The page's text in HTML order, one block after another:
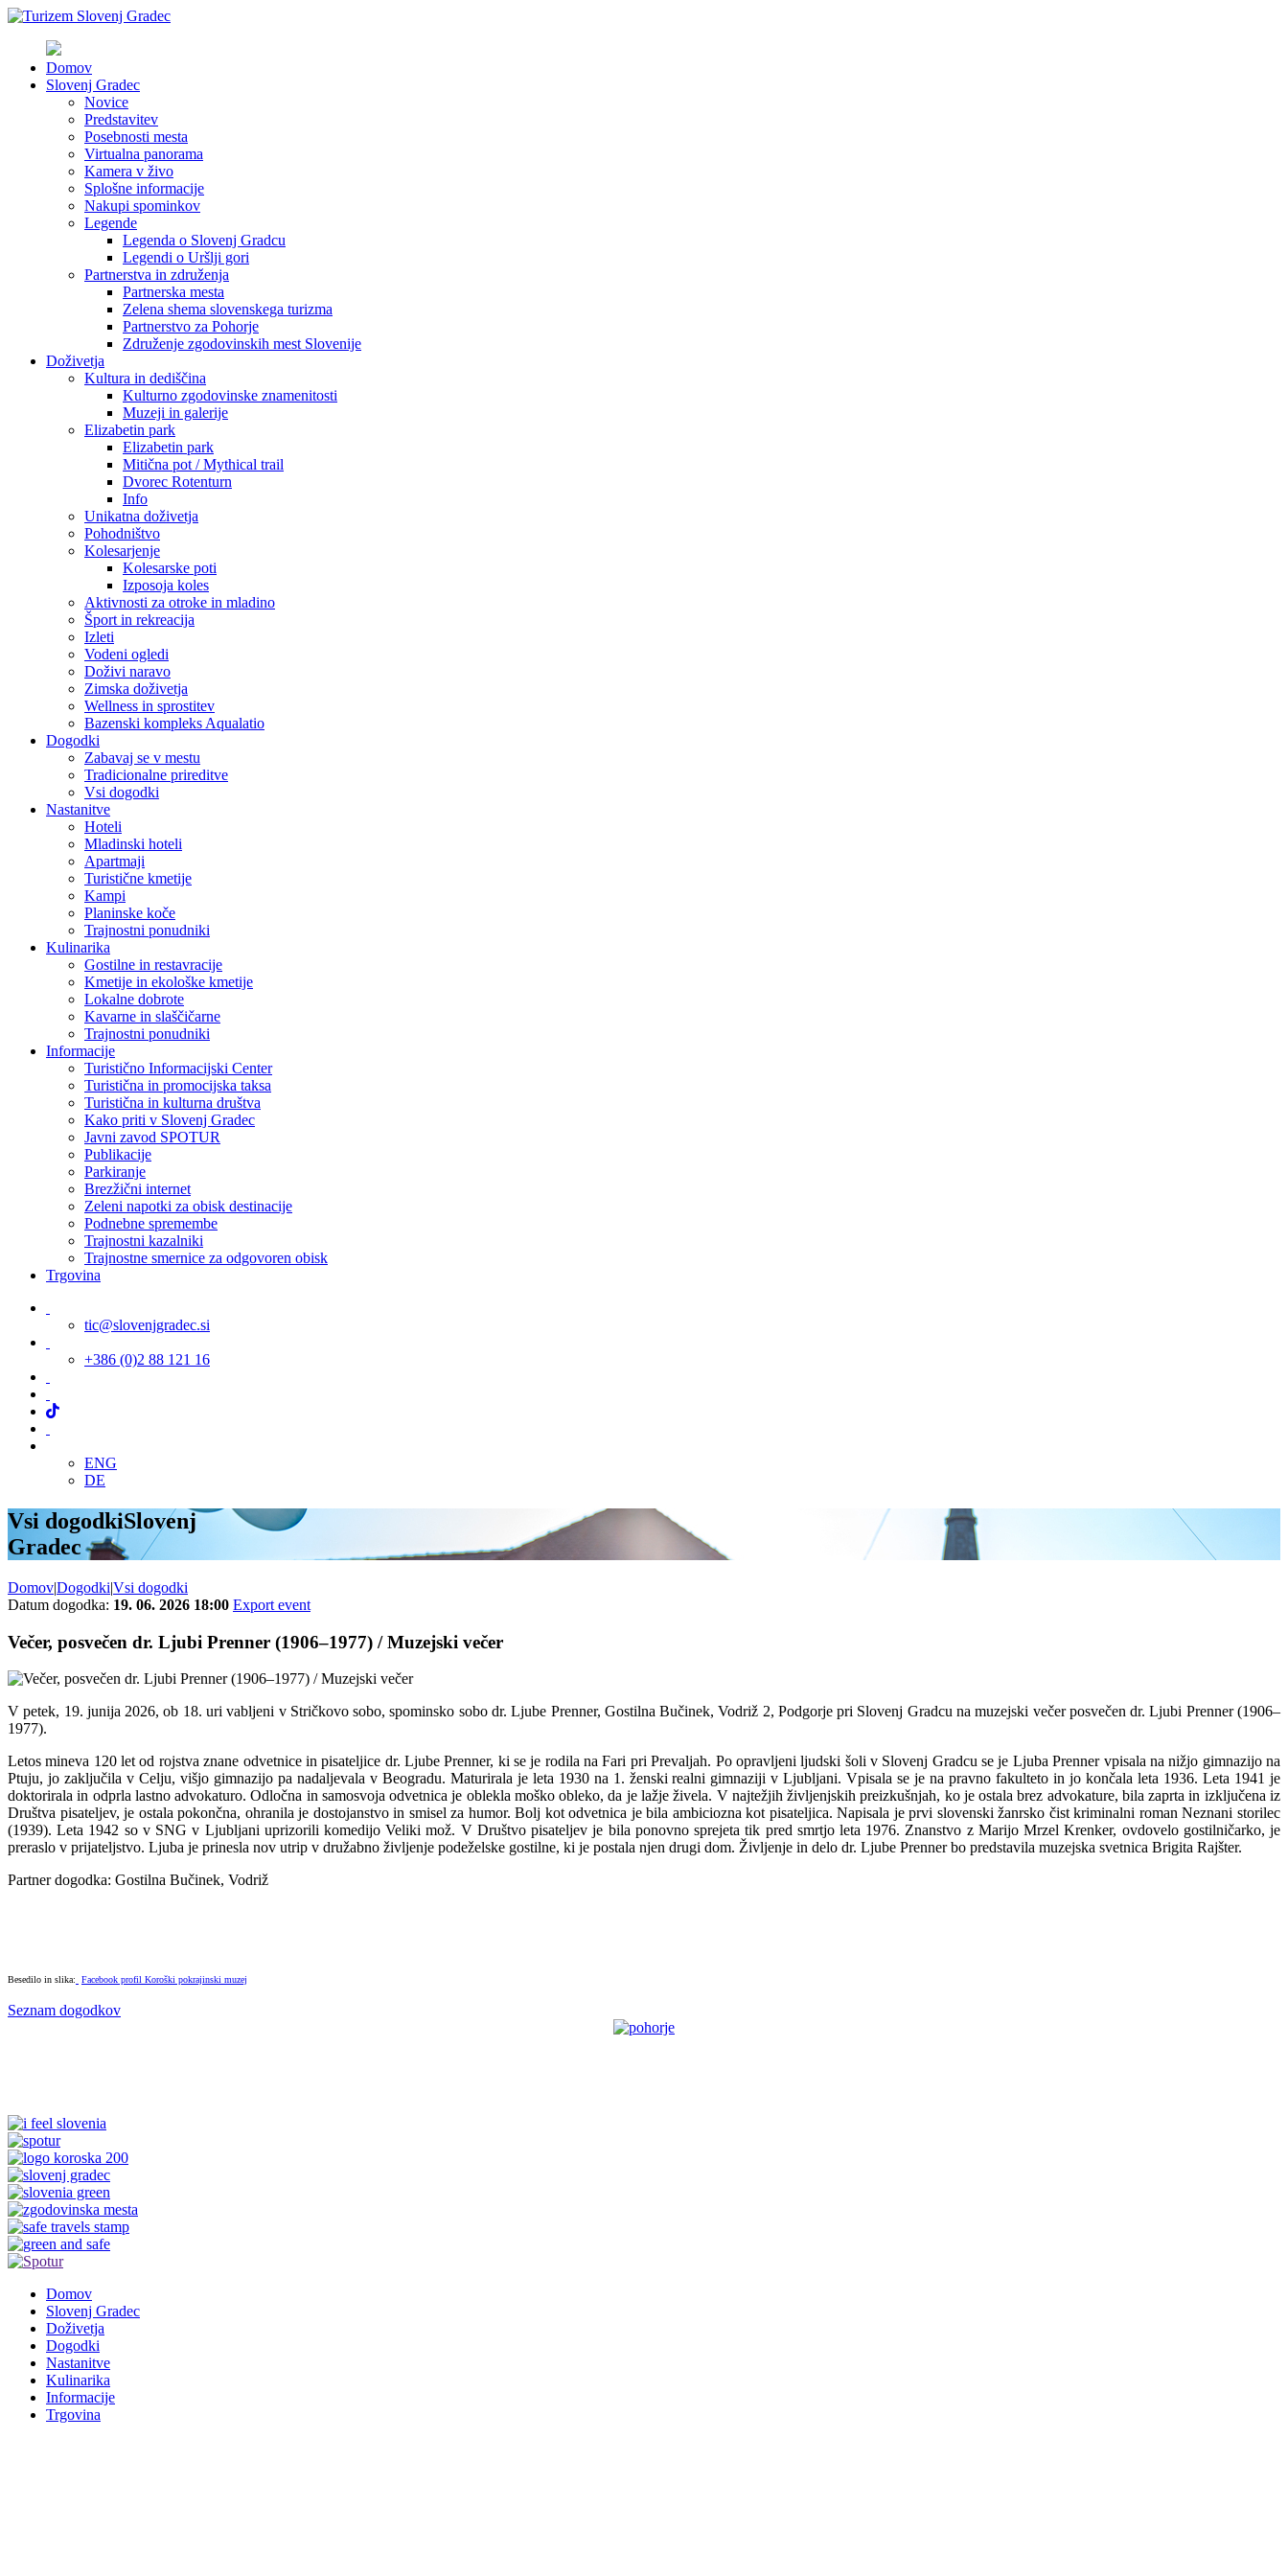
Domov
Slovenj Gradec
Novice
Predstavitev
Posebnosti mesta
Virtualna panorama
Kamera v živo
Splošne informacije
Nakupi spominkov
Legende
Legenda o Slovenj Gradcu
Legendi o Uršlji gori
Partnerstva in združenja
Partnerska mesta
Zelena shema slovenskega turizma
Partnerstvo za Pohorje
Združenje zgodovinskih mest Slovenije
Doživetja
Kultura in dediščina
Kulturno zgodovinske znamenitosti
Muzeji in galerije
Elizabetin park
Elizabetin park
Mitična pot / Mythical trail
Dvorec Rotenturn
Info
Unikatna doživetja
Pohodništvo
Kolesarjenje
Kolesarske poti
Izposoja koles
Aktivnosti za otroke in mladino
Šport in rekreacija
Izleti
Vodeni ogledi
Doživi naravo
Zimska doživetja
Wellness in sprostitev
Bazenski kompleks Aqualatio
Dogodki
Zabavaj se v mestu
Tradicionalne prireditve
Vsi dogodki
Nastanitve
Hoteli
Mladinski hoteli
Apartmaji
Turistične kmetije
Kampi
Planinske koče
Trajnostni ponudniki
Kulinarika
Gostilne in restavracije
Kmetije in ekološke kmetije
Lokalne dobrote
Kavarne in slaščičarne
Trajnostni ponudniki
Informacije
Turistično Informacijski Center
Turistična in promocijska taksa
Turistična in kulturna društva
Kako priti v Slovenj Gradec
Javni zavod SPOTUR
Publikacije
Parkiranje
Brezžični internet
Zeleni napotki za obisk destinacije
Podnebne spremembe
Trajnostni kazalniki
Trajnostne smernice za odgovoren obisk
Trgovina
tic@slovenjgradec.si
+386 (0)2 88 121 16
ENG
DE
Vsi dogodkiSlovenj
Gradec
Domov|Dogodki|Vsi dogodki
Datum dogodka: 19. 06. 2026 18:00 Export event
Večer, posvečen dr. Ljubi Prenner (1906–1977) / Muzejski večer
V petek, 19. junija 2026, ob 18. uri vabljeni v Stričkovo sobo, spominsko sobo dr. Ljube Prenner, Gostilna Bučinek, Vodriž 2, Podgorje pri Slovenj Gradcu na muzejski večer posvečen dr. Ljubi Prenner (1906–
1977).
Letos mineva 120 let od rojstva znane odvetnice in pisateljice dr. Ljube Prenner, ki se je rodila na Fari pri Prevaljah. Po opravljeni ljudski šoli v Slovenj Gradcu se je Ljuba Prenner vpisala na nižjo gimnazijo na
Ptuju, jo zaključila v Celju, višjo gimnazijo pa nadaljevala v Beogradu. Maturirala je leta 1930 na 1. ženski realni gimnaziji v Ljubljani. Vpisala se je na pravno fakulteto in jo končala leta 1936. Leta 1941 je
doktorirala in odprla lastno advokaturo. Odločna in samosvoja odvetnica je oblekla moško obleko, da je lažje živela. V najtežjih življenjskih preizkušnjah, ko je ostala brez advokature, bila zaprta in izključena iz
Društva pisateljev, je ostala pokončna, ohranila je dostojanstvo in smisel za humor. Bolj kot odvetnica je bila ambiciozna kot pisateljica. Napisala je prvi slovenski žanrsko čist kriminalni roman Neznani storilec
(1939). Leta 1942 so v SNG v Ljubljani uprizorili komedijo Veliki mož. V Društvo pisateljev je bila ponovno sprejeta tik pred smrtjo leta 1976. Znanstvo z Marijo Mrzel Krenker, ovdovelo gostilničarko, je
preraslo v prijateljstvo. Ljuba je prinesla nov utrip v družabno življenje podeželske gostilne, ki je postala njen drugi dom. Življenje in delo dr. Ljube Prenner bo predstavila muzejska svetnica Brigita Rajšter.
Partner dogodka: Gostilna Bučinek, Vodriž
Besedilo in slika: Facebook profil Koroški pokrajinski muzej
Seznam dogodkov
Domov
Slovenj Gradec
Doživetja
Dogodki
Nastanitve
Kulinarika
Informacije
Trgovina